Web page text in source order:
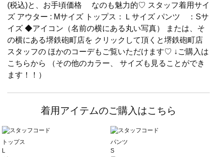
(税込)と、お手頃価格 なのも魅力的♡ スタッフ着用サイ
ズ アウター : Mサイズ トップス：Ｌサイズ パンツ ：Sサ
イズ ◆アイコン（名前の横にある丸い写真） または、そ
の横にある堺鉄砲町店を クリックして頂くと堺鉄砲町店
スタッフの ほかのコーデもご覧いただけます♡ ↓ご購入は
こちらから （その他のカラー、 サイズも見ることができ
ます！！）
着用アイテムのご購入はこちら
トップス
L
パンツ
S